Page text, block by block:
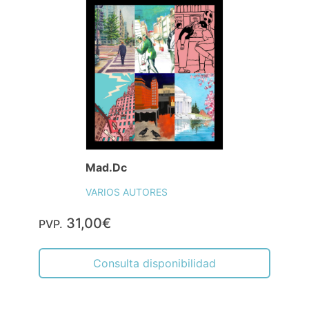
Mad.Dc
VARIOS AUTORES
PVP. 31,00€
Consulta disponibilidad